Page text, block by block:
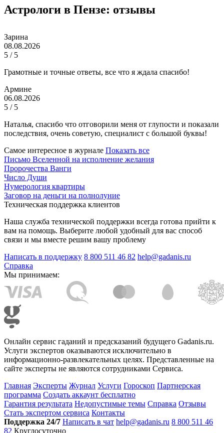
Астрологи в Пензе: отзывы
Зарина
08.08.2026
5 / 5
Грамотные и точные ответы, все что я ждала спасибо!
Армине
06.08.2026
5 / 5
Наталья, спасибо что отговорили меня от глупости и показали
последствия, очень советую, специалист с большой буквы!
Самое интересное в журнале Показать все
Письмо Вселенной на исполнение желания
Пророчества Ванги
Число Души
Нумерология квартиры
Заговор на деньги на полнолуние
Техническая поддержка клиентов
Наша служба технической поддержки всегда готова прийти к
вам на помощь. Выберите любой удобный для вас способ
связи и мы вместе решим вашу проблему
Написать в поддержку 8 800 511 46 82 help@gadanis.ru
Справка
Мы принимаем:
Онлайн сервис гаданий и предсказаний будущего Gadanis.ru.
Услуги экспертов оказываются исключительно в
информационно-развлекательных целях. Представленные на
сайте эксперты не являются сотрудниками Сервиса.
Главная Эксперты Журнал Услуги Гороскоп Партнерская
программа Создать аккаунт бесплатно
Гарантия результата Недопустимые темы Справка Отзывы
Стать экспертом сервиса Контакты
Поддержка 24/7 Написать в чат help@gadanis.ru 8 800 511 46
82 Круглосуточно